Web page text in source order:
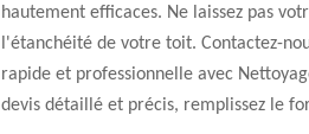
hautement efficaces. Ne laissez pas
l'étanchéité de votre toit. Contactez-
rapide et professionnelle avec
devis détaillé et précis, remplissez le